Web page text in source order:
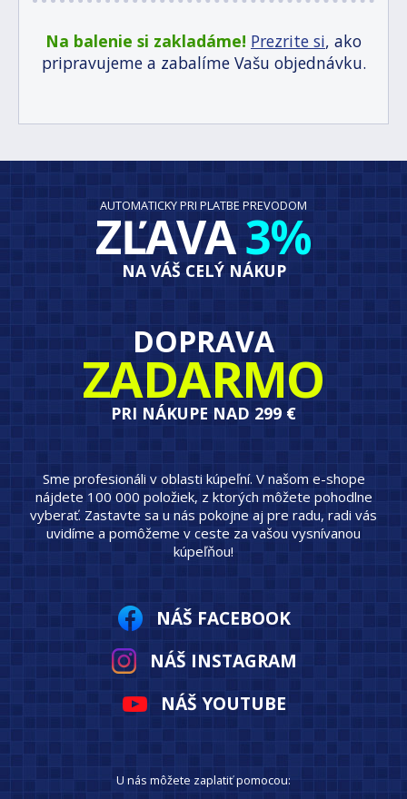
Na balenie si zakladáme! Prezrite si, ako
pripravujeme a zabalíme Vašu objednávku.
AUTOMATICKY PRI PLATBE PREVODOM
ZĽAVA3%
NA VÁŠ CELÝ NÁKUP
DOPRAVA
ZADARMO
PRI NÁKUPE NAD 299 €
Sme profesionáli v oblasti kúpeľní. V našom e-shope
nájdete 100 000 položiek, z ktorých môžete pohodlne
vyberať. Zastavte sa u nás pokojne aj pre radu, radi vás
uvidíme a pomôžeme v ceste za vašou vysnívanou
kúpeľňou!
NÁŠ FACEBOOK
NÁŠ INSTAGRAM
NÁŠ YOUTUBE
U nás môžete zaplatiť pomocou: